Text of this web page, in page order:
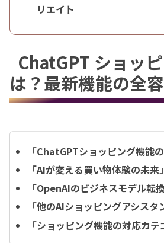
リエイト
ChatGPT ショッ
は？最新機能の全
「ChatGPTショッピング機能の
「AIが変える買い物体験の未来」
「OpenAIのビジネスモデル転換
「他のAIショッピングアシスタ
「ショッピング機能の対応カテ